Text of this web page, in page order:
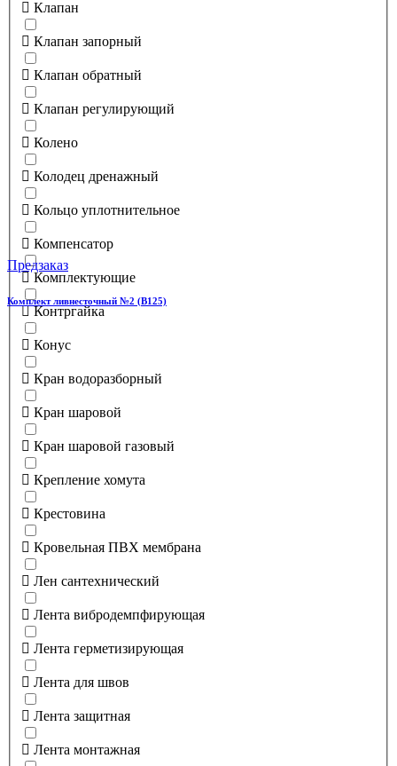
Клапан
Клапан запорный
Клапан обратный
Клапан регулирующий
Колено
Колодец дренажный
Кольцо уплотнительное
Компенсатор
Комплектующие
Контргайка
Конус
Кран водоразборный
Кран шаровой
Кран шаровой газовый
Крепление хомута
Крестовина
Кровельная ПВХ мембрана
Лен сантехнический
Лента вибродемпфирующая
Лента герметизирующая
Лента для швов
Лента защитная
Лента монтажная
Предзаказ
Комплект ливнесточный №2 (В125)